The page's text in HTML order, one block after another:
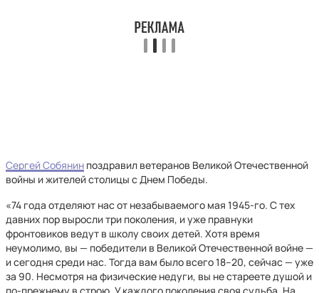
Сергей Собянин поздравил ветеранов Великой Отечественной
войны и жителей столицы с Днем Победы.
«74 года отделяют нас от незабываемого мая 1945-го. С тех
давних пор выросли три поколения, и уже правнуки
фронтовиков ведут в школу своих детей. Хотя время
неумолимо, вы — победители в Великой Отечественной войне —
и сегодня среди нас. Тогда вам было всего 18–20, сейчас — уже
за 90. Несмотря на физические недуги, вы не стареете душой и